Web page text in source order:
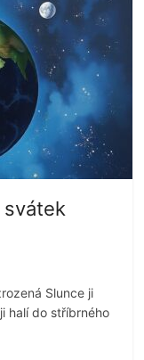
Slunce ji
halí do stříbrného